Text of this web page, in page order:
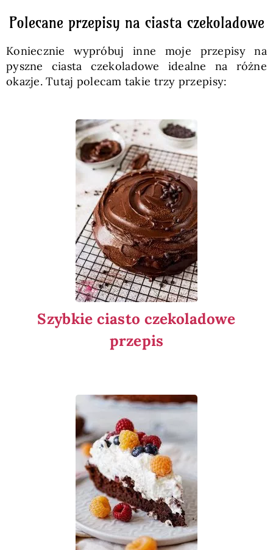
Polecane przepisy na ciasta czekoladowe
Koniecznie wypróbuj inne moje przepisy na
pyszne ciasta czekoladowe idealne na różne
okazje. Tutaj polecam takie trzy przepisy:
Szybkie ciasto czekoladowe
przepis